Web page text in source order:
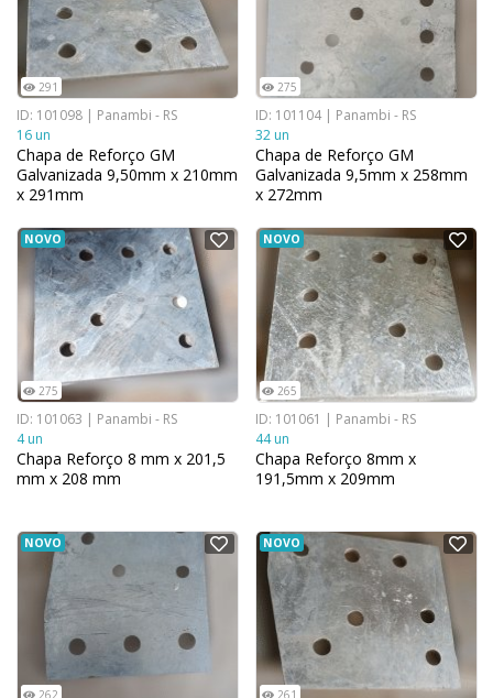
291
ID: 101098 | Panambi - RS
16 un
Chapa de Reforço GM
Galvanizada 9,50mm x 210mm
x 291mm
275
ID: 101104 | Panambi - RS
32 un
Chapa de Reforço GM
Galvanizada 9,5mm x 258mm
x 272mm
NOVO
275
ID: 101063 | Panambi - RS
4 un
Chapa Reforço 8 mm x 201,5
mm x 208 mm
NOVO
265
ID: 101061 | Panambi - RS
44 un
Chapa Reforço 8mm x
191,5mm x 209mm
NOVO
262
NOVO
261